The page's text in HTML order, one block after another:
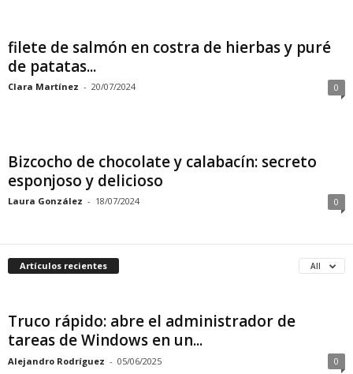
filete de salmón en costra de hierbas y puré
de patatas...
Clara Martínez - 20/07/2024 0
Bizcocho de chocolate y calabacín: secreto
esponjoso y delicioso
Laura González - 18/07/2024 0
Artículos recientes All
Truco rápido: abre el administrador de
tareas de Windows en un...
Alejandro Rodríguez - 05/06/2025 0